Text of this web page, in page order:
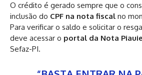
O crédito é gerado sempre que o
inclusão do CPF na nota fiscal no
Para verificar o saldo e solicitar o
deve acessar o portal da Nota
Sefaz-PI.